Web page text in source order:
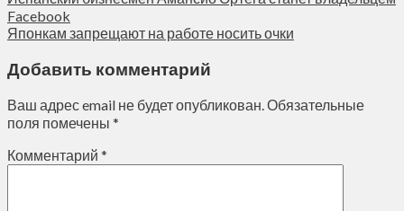
Facebook
Японкам запрещают на работе носить очки
Добавить комментарий
Ваш адрес email не будет опубликован.Обязательные
поля помечены *
Комментарий *